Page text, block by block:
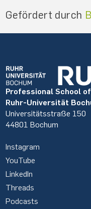
Gefördert durch
Professional School
Ruhr-Universität
Universitätsstraße 150
44801 Bochum
Instagram
YouTube
LinkedIn
Threads
Podcasts